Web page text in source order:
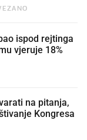
ispod rejtinga
vjeruje 18%
na pitanja,
Kongresa